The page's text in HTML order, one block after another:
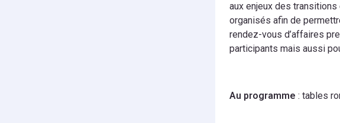
aux enjeux des
organisés afin de
rendez-vous d’affaires
participants mais aussi
Au programme : tables